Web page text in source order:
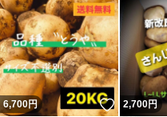
6,700円 いいね！
2,700円